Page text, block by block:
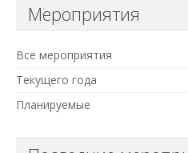
Мероприятия
Все мероприятия
Текущего года
Планируемые